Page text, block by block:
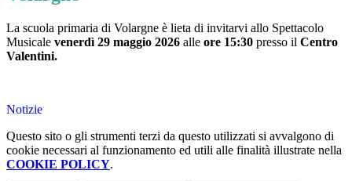
La scuola primaria di Volargne è lieta di invitarvi allo Spettacolo
Musicale venerdì 29 maggio 2026 alle ore 15:30 presso il Centro
Valentini.
Notizie
Questo sito o gli strumenti terzi da questo utilizzati si avvalgono di
cookie necessari al funzionamento ed utili alle finalità illustrate nella
COOKIE POLICY.